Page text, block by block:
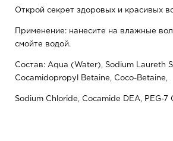
Открой секрет здоровых и красивых
Применение: нанесите на влажные
смойте водой.
Состав: Aqua (Water), Sodium Laureth
Cocamidopropyl Betaine, Coco-Betaine,
Sodium Chloride, Cocamide DEA, PEG-7